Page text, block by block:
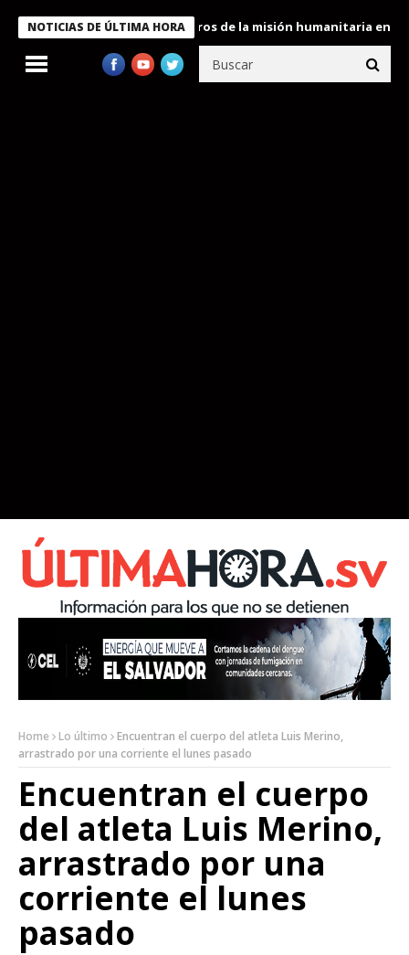
NOTICIAS DE ÚLTIMA HORA
condecora a miembros de la misión humanitaria enviada a
Home Lo último
Encuentran el cuerpo del atleta Luis Merino,
arrastrado por una corriente el lunes pasado
Encuentran el cuerpo
del atleta Luis Merino,
arrastrado por una
corriente el lunes
pasado